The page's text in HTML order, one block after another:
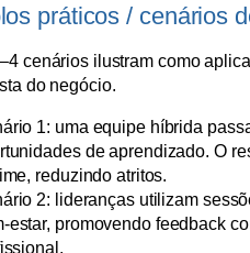
práticos / cenários
cenários ilustram como
do negócio.
1: uma equipe híbrida
de aprendizado. O
reduzindo atritos.
2: lideranças utilizam
estar, promovendo feedback